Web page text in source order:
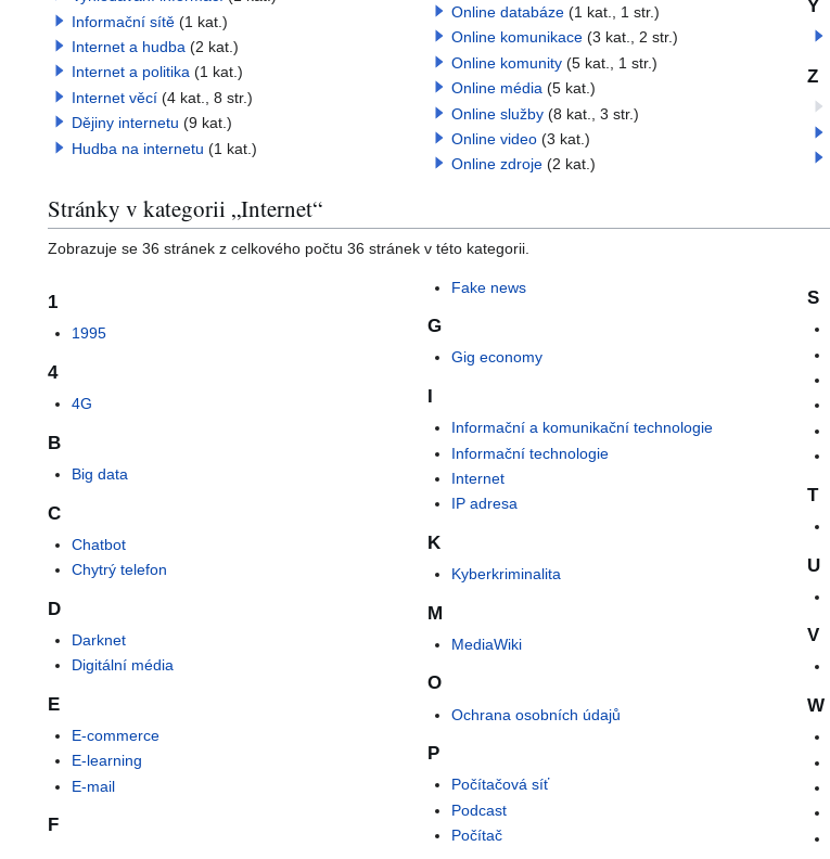
Informační sítě (1 kat.)
Internet a hudba (2 kat.)
Internet a politika (1 kat.)
Internet věcí (4 kat., 8 str.)
Dějiny internetu (9 kat.)
Hudba na internetu (1 kat.)
Online databáze (1 kat., 1 str.)
Online komunikace (3 kat., 2 str.)
Online komunity (5 kat., 1 str.)
Online média (5 kat.)
Online služby (8 kat., 3 str.)
Online video (3 kat.)
Online zdroje (2 kat.)
Y
Z
Stránky v kategorii „Internet“
Zobrazuje se 36 stránek z celkového počtu 36 stránek v této kategorii.
1
1995
4
4G
B
Big data
C
Chatbot
Chytrý telefon
D
Darknet
Digitální média
E
E-commerce
E-learning
E-mail
F
Fake news
G
Gig economy
I
Informační a komunikační technologie
Informační technologie
Internet
IP adresa
K
Kyberkriminalita
M
MediaWiki
O
Ochrana osobních údajů
P
Počítačová síť
Podcast
Počítač
S
T
U
V
W